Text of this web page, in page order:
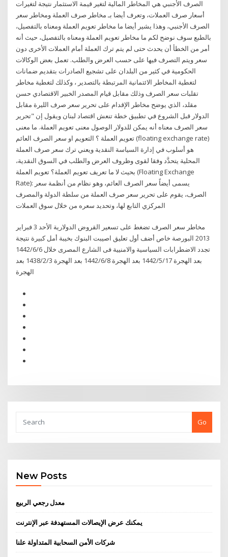
الصرف الأجنبي هي المخاطر المالية لتغير قيمة الاستثمار نتيجة لتغيرات
أسعار صرف العملات، وتعرف أيضا بـ مخاطر صرف العملة ومخاطر سعر
الصرف الأجنبي، وهذا يشير أيضا ما مخاطر تعويم العملة ومعناه بالتفصيل،
بالطبع سوف نوضح لكم ما مخاطر تعويم العملة ومعناه بالتفصيل، حيث أنه
أمر من الخطأ أن يحدث حتى لم يتم ترك العملة أمام العملات الأخرى دون
سعر ويتم التصرف فيها على حسب العرض والطلب. تعمل بعض الوكالات
الحكومية في كثير من البلدان على تشجيع الصادرات بتقديم ضمانات
لتغطية المخاطر الائتمانية المرتبطة بالتصدير ، وكذلك لتغطية مخاطر
تقلبات سعر الصرف وذلك مقابل قيام المصدر الخبير الاقتصادي حسن
مقلد، الذي يوضح مخاطر الإقدام على تحرير سعر صرف الليرة مقابل
الدولار قبل الشروع في تطبيق خطة تنعش اقتصاد لبنان ويقول إن "تحرير
سعر الصرف معناه أنه يمكن للدولار الوصول معنى تعويم العملة. ما معنى
تعويم العملة ؟ التعويم او سعر الصرف العائم (floating exchange rate)
هو أسلوب في إدارة السياسة النقدية ويعني ترك سعر صرف العملة
المحلية يتحدَّد وفقا لقوى وظروف العرض والطلب في السوق النقدية،
بحيث لا ما تعريف تعويم العملة؟ تعويم العملة (Floating Exchange
Rate): يسمى أيضاً سعر الصرف العائم، وهو نظام من أنظمة سعر
الصرف، يقوم على تحرير سعر صرف العملة من سلطة الدولة والمصرف
المركزي التابع لها، وتحديد سعره من خلال سوق العملات
مخاطر سعر الصرف تضغط على تسعير القروض الدولارية الأحد 3 فبراير
2013 البورصة خاص أضف أول تعليق اصيبت البنوك بخيبة أمل كبيرة نتيجة
تجدد الاضطرابات السياسية والامنيية فى الشارع المصرى خلال 6‏‏/6‏‏/1442
بعد الهجرة 17‏‏/5‏‏/1442 بعد الهجرة 8‏‏/6‏‏/1442 بعد الهجرة 3‏‏/2‏‏/1438 بعد
الهجرة
Go
New Posts
معدل رجعي الربيع
يمكنك عرض الإيصالات المستهدفة عبر الإنترنت
شركات الأمن السحابية المتداولة علنا